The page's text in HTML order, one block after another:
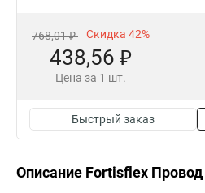
768,01 ₽ Скидка 42%
438,56 ₽
Цена за 1 шт.
Быстрый заказ
Описание Fortisflex